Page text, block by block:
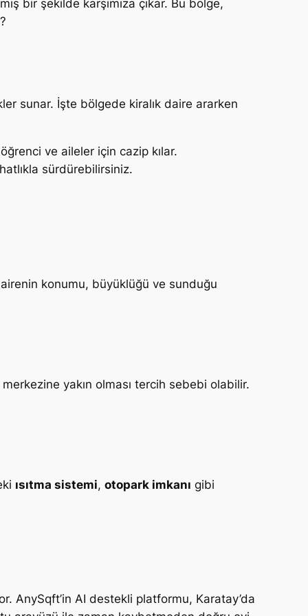
bir şekilde karşımıza çıkar. Bu bölge,
sunar. İşte bölgede kiralık daire ararken
ve aileler için cazip kılar.
sürdürebilirsiniz.
konumu, büyüklüğü ve sunduğu
yakın olması tercih sebebi olabilir.
ısıtma sistemi, otopark imkanı gibi
AnySqft’in AI destekli platformu, Karatay’da